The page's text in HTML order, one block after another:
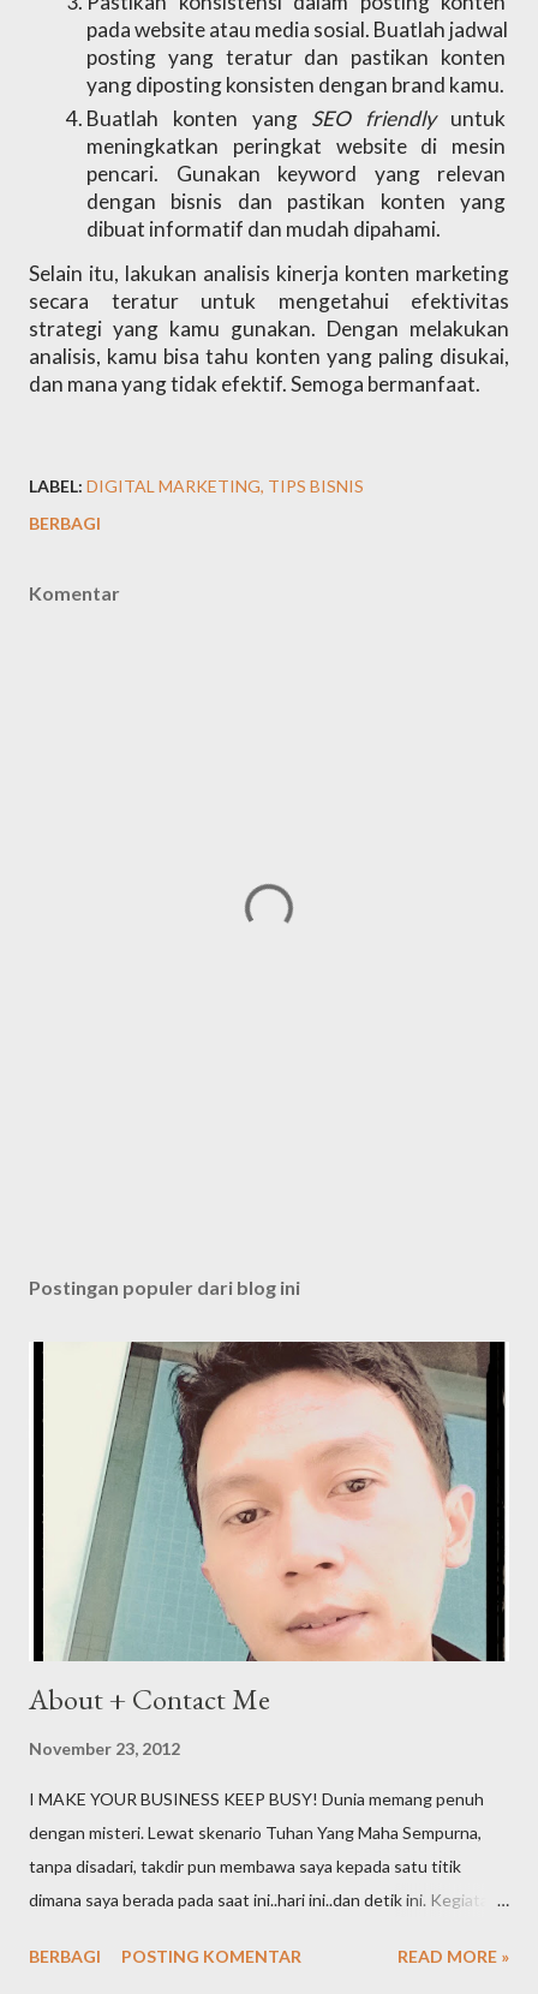
pada website atau media sosial. Buatlah jadwal
posting yang teratur dan pastikan konten
yang diposting konsisten dengan brand kamu.
Buatlah konten yang SEO friendly untuk
meningkatkan peringkat website di mesin
pencari. Gunakan keyword yang relevan
dengan bisnis dan pastikan konten yang
dibuat informatif dan mudah dipahami.
Selain itu, lakukan analisis kinerja konten marketing
secara teratur untuk mengetahui efektivitas
strategi yang kamu gunakan. Dengan melakukan
analisis, kamu bisa tahu konten yang paling disukai,
dan mana yang tidak efektif. Semoga bermanfaat.
LABEL: DIGITAL MARKETING TIPS BISNIS
BERBAGI
Komentar
Postingan populer dari blog ini
About + Contact Me
November 23, 2012
I MAKE YOUR BUSINESS KEEP BUSY! Dunia memang penuh
dengan misteri. Lewat skenario Tuhan Yang Maha Sempurna,
tanpa disadari, takdir pun membawa saya kepada satu titik
dimana saya berada pada saat ini..hari ini..dan detik ini. Kegiatan
berkelanjutan hingga akhirnya menjadi sebuah profesi. Embel-
BERBAGI POSTING KOMENTAR READ MORE »